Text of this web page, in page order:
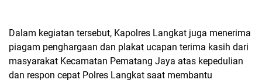
Dalam kegiatan tersebut, Kapolres Langkat juga menerima
piagam penghargaan dan plakat ucapan terima kasih dari
masyarakat Kecamatan Pematang Jaya atas kepedulian
dan respon cepat Polres Langkat saat membantu